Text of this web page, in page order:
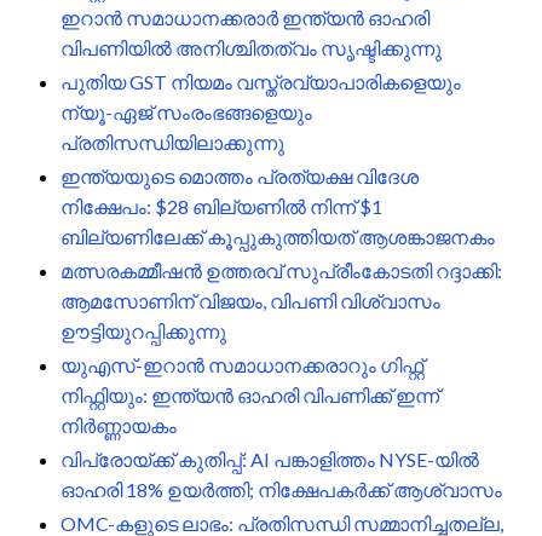
ഇറാൻ സമാധാനക്കരാർ ഇന്ത്യൻ ഓഹരി
വിപണിയിൽ അനിശ്ചിതത്വം സൃഷ്ടിക്കുന്നു
പുതിയ GST നിയമം വസ്ത്രവ്യാപാരികളെയും
ന്യൂ-ഏജ് സംരംഭങ്ങളെയും
പ്രതിസന്ധിയിലാക്കുന്നു
ഇന്ത്യയുടെ മൊത്തം പ്രത്യക്ഷ വിദേശ
നിക്ഷേപം: $28 ബില്യണിൽ നിന്ന് $1
ബില്യണിലേക്ക് കൂപ്പുകുത്തിയത് ആശങ്കാജനകം
മത്സരകമ്മീഷൻ ഉത്തരവ് സുപ്രീംകോടതി റദ്ദാക്കി:
ആമസോണിന് വിജയം, വിപണി വിശ്വാസം
ഊട്ടിയുറപ്പിക്കുന്നു
യുഎസ്-ഇറാൻ സമാധാനക്കരാറും ഗിഫ്റ്റ്
നിഫ്റ്റിയും: ഇന്ത്യൻ ഓഹരി വിപണിക്ക് ഇന്ന്
നിർണ്ണായകം
വിപ്രോയ്ക്ക് കുതിപ്പ്: AI പങ്കാളിത്തം NYSE-യിൽ
ഓഹരി 18% ഉയർത്തി; നിക്ഷേപകർക്ക് ആശ്വാസം
OMC-കളുടെ ലാഭം: പ്രതിസന്ധി സമ്മാനിച്ചതല്ല,